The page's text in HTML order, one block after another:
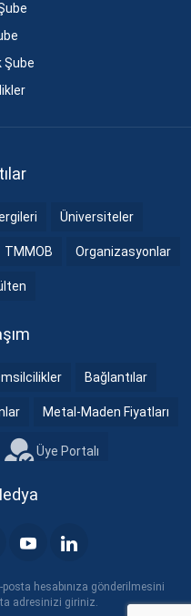
Şube
Üniversiteler
TMMOB Organizasyonlar
Bağlantılar
Metal-Maden Fiyatları
Üye Portalı
hesabınıza gönderilmesini
adresinizi giriniz.